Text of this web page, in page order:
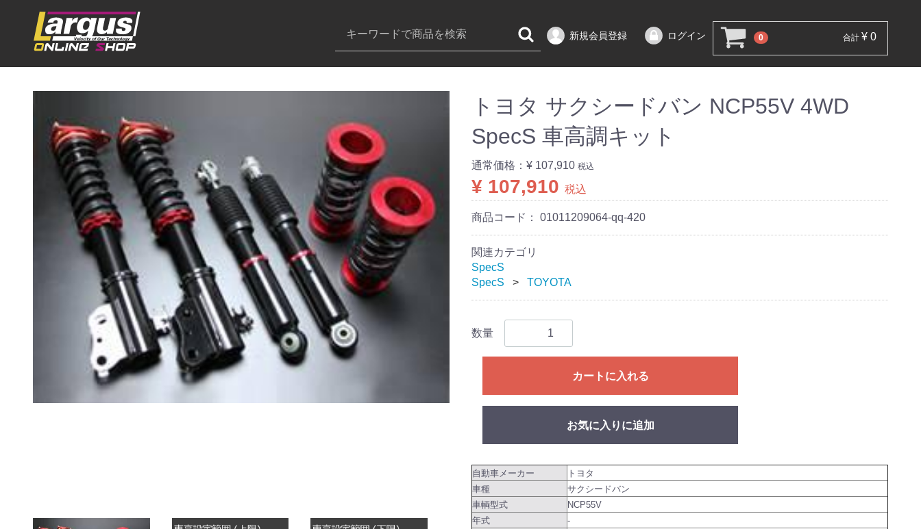
0 合計 ¥ 0
新規会員登録 ログイン
トヨタ サクシードバン NCP55V 4WD
SpecS 車高調キット
通常価格： ¥ 107,910 税込
¥ 107,910 税込
商品コード： 01011209064-qq-420
関連カテゴリ
SpecS
SpecS
TOYOTA
数量
カートに入れる
お気に入りに追加
自動車メーカー
トヨタ
車種
サクシードバン
車輌型式
NCP55V
年式
-